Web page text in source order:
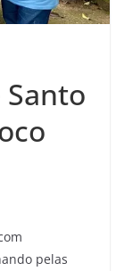
Santo
pelas